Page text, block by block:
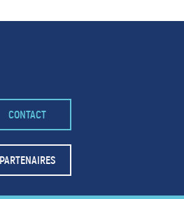
CONTACT
PARTENAIRES